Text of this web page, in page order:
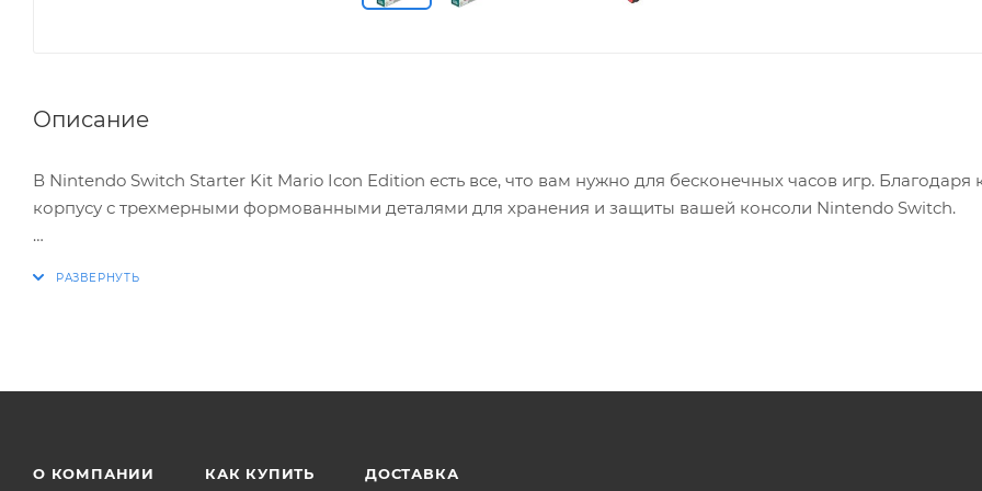
Описание
В Nintendo Switch Starter Kit Mario Icon Edition есть все, что вам нужно для бесконечных часов игр. Благодаря
корпусу с трехмерными формованными деталями для хранения и защиты вашей консоли Nintendo Switch.
О КОМПАНИИ КАК КУПИТЬ ДОСТАВКА